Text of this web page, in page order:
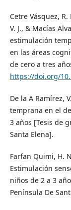
Cetre Vásquez,
V. J., & Macías
estimulación
en las áreas
de cero a tres
https://doi.org/
De la A Ramírez,
temprana en el
3 años [Tesis de
Santa Elena].
Farfan Quimi, H.
Estimulación
niños de 2 a 3
Península De